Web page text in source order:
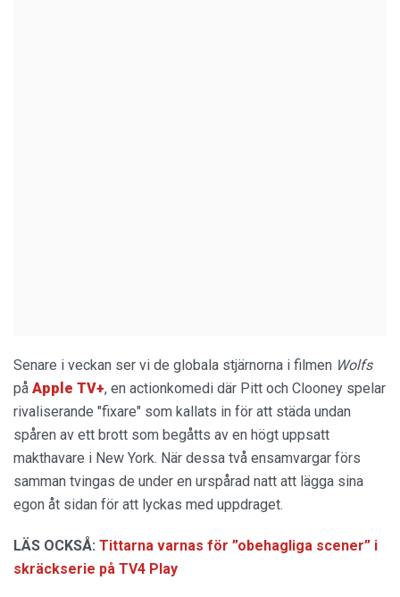
Senare i veckan ser vi de globala stjärnorna i filmen Wolfs
på Apple TV+, en actionkomedi där Pitt och Clooney spelar
rivaliserande "fixare" som kallats in för att städa undan
spåren av ett brott som begåtts av en högt uppsatt
makthavare i New York. När dessa två ensamvargar förs
samman tvingas de under en urspårad natt att lägga sina
egon åt sidan för att lyckas med uppdraget.
LÄS OCKSÅ: Tittarna varnas för ”obehagliga scener” i
skräckserie på TV4 Play